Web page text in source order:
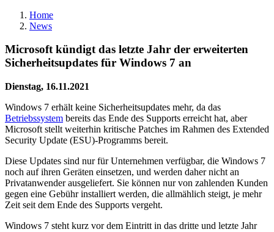
Home
News
Microsoft kündigt das letzte Jahr der erweiterten
Sicherheitsupdates für Windows 7 an
Dienstag, 16.11.2021
Windows 7 erhält keine Sicherheitsupdates mehr, da das
Betriebssystem bereits das Ende des Supports erreicht hat, aber
Microsoft stellt weiterhin kritische Patches im Rahmen des Extended
Security Update (ESU)-Programms bereit.
Diese Updates sind nur für Unternehmen verfügbar, die Windows 7
noch auf ihren Geräten einsetzen, und werden daher nicht an
Privatanwender ausgeliefert. Sie können nur von zahlenden Kunden
gegen eine Gebühr installiert werden, die allmählich steigt, je mehr
Zeit seit dem Ende des Supports vergeht.
Windows 7 steht kurz vor dem Eintritt in das dritte und letzte Jahr